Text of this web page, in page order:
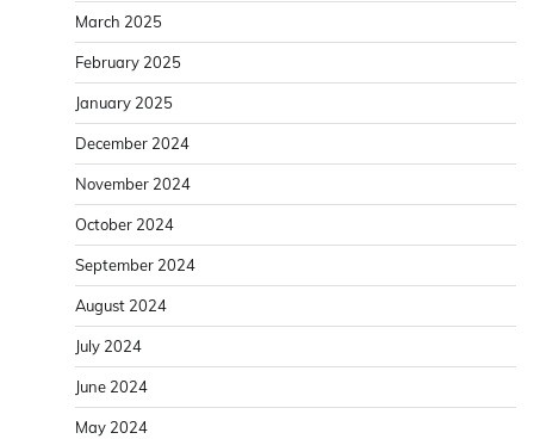
March 2025
February 2025
January 2025
December 2024
November 2024
October 2024
September 2024
August 2024
July 2024
June 2024
May 2024